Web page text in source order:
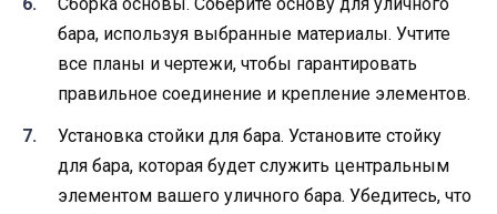
бара, используя выбранные материалы. Учтите
все планы и чертежи, чтобы гарантировать
правильное соединение и крепление элементов.
Установка стойки для бара. Установите стойку
для бара, которая будет служить центральным
элементом вашего уличного бара. Убедитесь, что